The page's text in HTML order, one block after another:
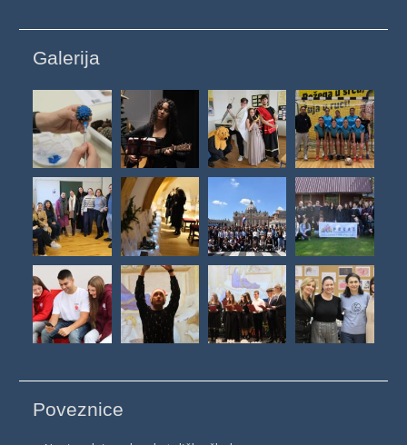
Galerija
Poveznice